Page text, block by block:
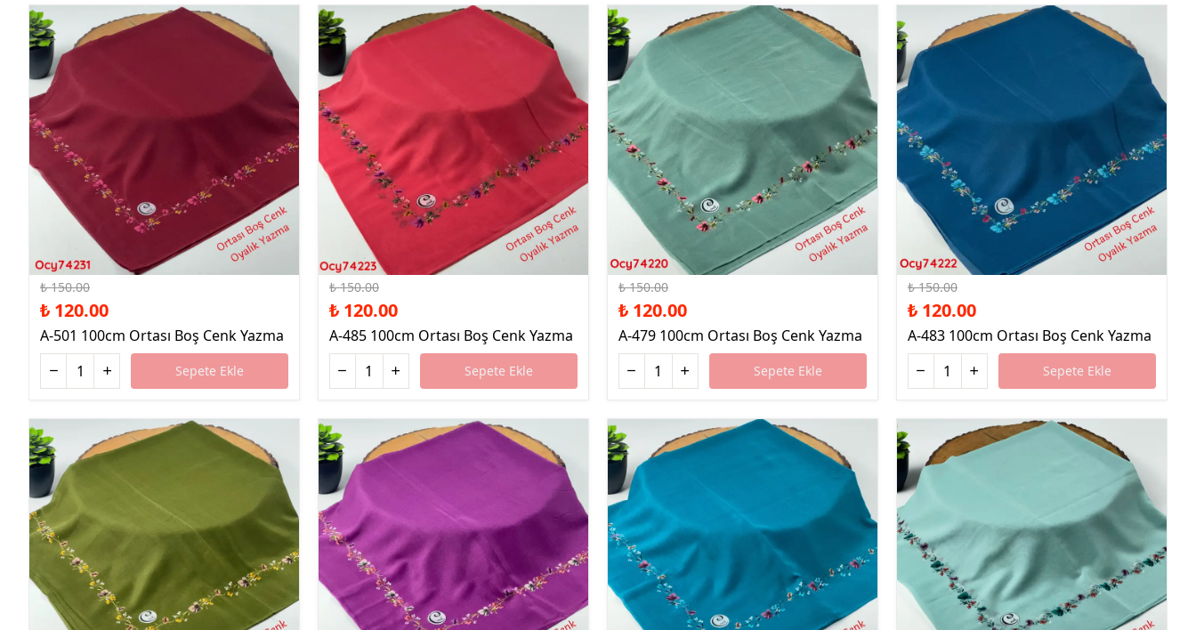
%20 İndirim
₺ 150.00
₺ 120.00
A-501 100cm Ortası Boş Cenk Yazma
Sepete Ekle
%20 İndirim
₺ 150.00
₺ 120.00
A-485 100cm Ortası Boş Cenk Yazma
Sepete Ekle
%20 İndirim
₺ 150.00
₺ 120.00
A-479 100cm Ortası Boş Cenk Yazma
Sepete Ekle
%20 İndirim
₺ 150.00
₺ 120.00
A-483 100cm Ortası Boş Cenk Yazma
Sepete Ekle